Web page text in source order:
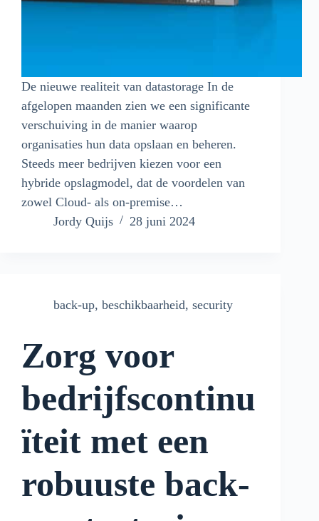
De nieuwe realiteit van datastorage In de
afgelopen maanden zien we een significante
verschuiving in de manier waarop
organisaties hun data opslaan en beheren.
Steeds meer bedrijven kiezen voor een
hybride opslagmodel, dat de voordelen van
zowel Cloud- als on-premise…
Jordy Quijs
28 juni 2024
back-up, beschikbaarheid, security
Zorg voor
bedrijfscontinu
ïteit met een
robuuste back-